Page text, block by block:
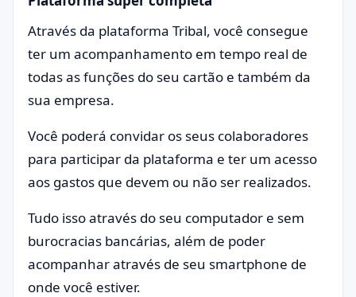
Através da plataforma Tribal, você consegue
ter um acompanhamento em tempo real de
todas as funções do seu cartão e também da
sua empresa.
Você poderá convidar os seus colaboradores
para participar da plataforma e ter um acesso
aos gastos que devem ou não ser realizados.
Tudo isso através do seu computador e sem
burocracias bancárias, além de poder
acompanhar através de seu smartphone de
onde você estiver.